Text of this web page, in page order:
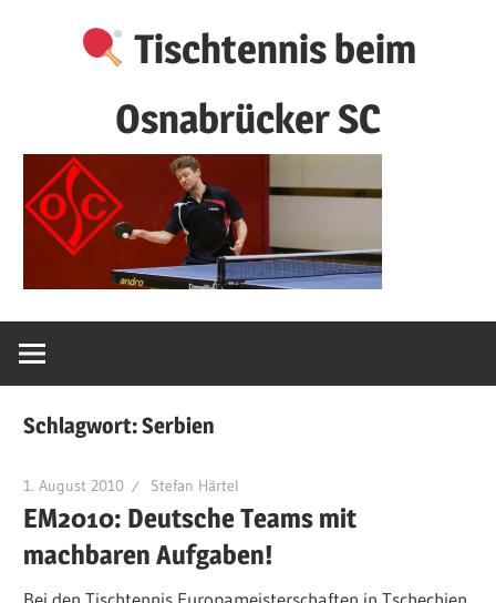
Tischtennis beim
Osnabrücker SC
Schlagwort:Serbien
1. August 2010 Stefan Härtel
EM2010: Deutsche Teams mit
machbaren Aufgaben!